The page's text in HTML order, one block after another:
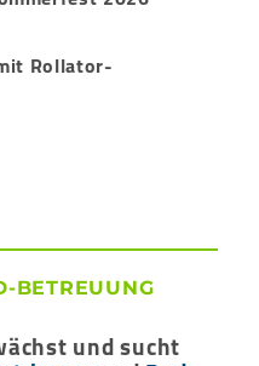
Rollator-
BETREUUNG
und sucht